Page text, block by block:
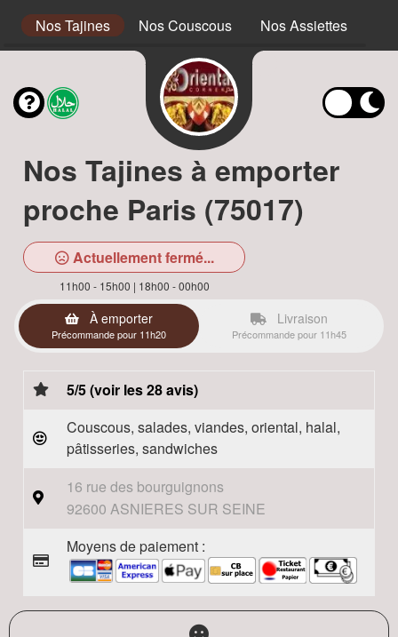
Nos Tajines Nos Couscous Nos Assiettes
Nos Tajines à emporter
proche Paris (75017)
Actuellement fermé...
11h00 - 15h00 | 18h00 - 00h00
À emporter
Précommande pour 11h20
Livraison
Précommande pour 11h45
5/5 (voir les 28 avis)
Couscous, salades, viandes, oriental, halal,
pâtisseries, sandwiches
16 rue des bourguignons
92600 ASNIERES SUR SEINE
Moyens de paiement :